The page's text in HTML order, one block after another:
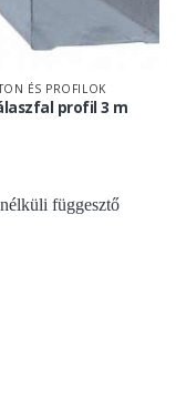
ÉS PROFILOK
profil 3 m